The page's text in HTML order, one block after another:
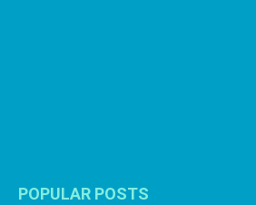
POPULAR POSTS